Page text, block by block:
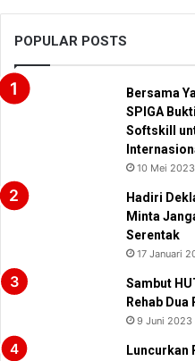
POPULAR POSTS
Bersama
SPIGA
Softskill
10 Mei 2023
Hadiri
Minta
Serentak
17 Januari
Sambut
Rehab
9 Juni 2023
Luncurkan